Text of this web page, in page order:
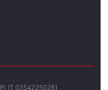
PI IT 03542250281